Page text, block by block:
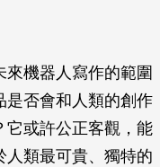
機器人寫作的範圍
是否會和人類的創作
它或許公正客觀，能
人類最可貴、獨特的